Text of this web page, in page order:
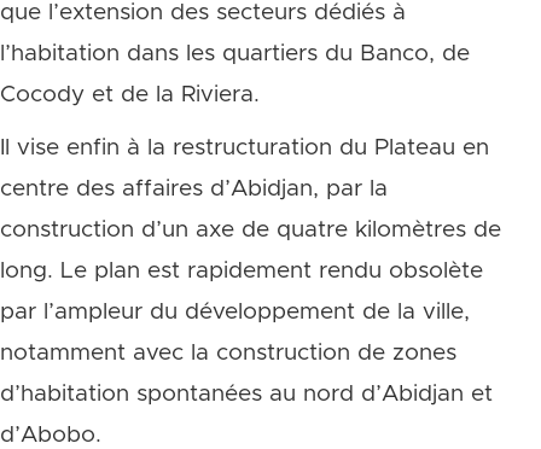
que l’extension des secteurs dédiés à
l’habitation dans les quartiers du Banco, de
Cocody et de la Riviera.
Il vise enfin à la restructuration du Plateau en
centre des affaires d’Abidjan, par la
construction d’un axe de quatre kilomètres de
long. Le plan est rapidement rendu obsolète
par l’ampleur du développement de la ville,
notamment avec la construction de zones
d’habitation spontanées au nord d’Abidjan et
d’Abobo.